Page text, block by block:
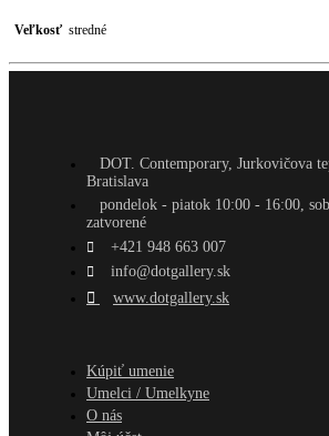
Veľkosť stredné
DOT. Contemporary, Jurkovičova
Bratislava
pondelok - piatok 10:00 - 16:00,
zatvorené
+421 948 663 007
info@dotgallery.sk
www.dotgallery.sk
Kúpiť umenie
Umelci / Umelkyne
O nás